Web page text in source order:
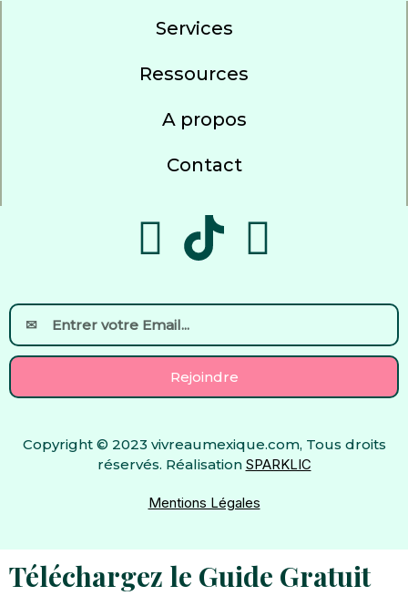
Services
Ressources
A propos
Contact
F
c
e
o
o
k
Y
t
b
e
Email
Rejoindre
Copyright © 2023 vivreaumexique.com, Tous droits
réservés. Réalisation SPARKLIC
Mentions Légales
Téléchargez le Guide Gratuit